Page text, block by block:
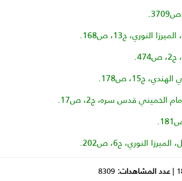
|عدد المشاهدات: 8309